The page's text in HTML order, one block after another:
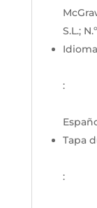
S.L.;
Idioma
:
Tapa
: